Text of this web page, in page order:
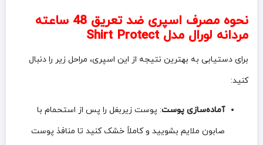
نحوه مصرف اسپری ضد تعریق 48 ساعته
مردانه لورال مدل Shirt Protect
برای دستیابی به بهترین نتیجه از این اسپری، مراحل زیر را دنبال
کنید:
آماده‌سازی پوست: پوست زیربغل را پس از استحمام با
صابون ملایم بشویید و کاملاً خشک کنید تا منافذ پوست